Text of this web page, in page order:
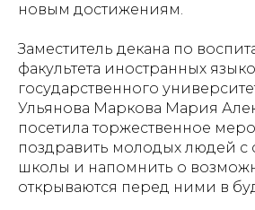
новым достижениям.
Заместитель декана по
факультета иностранных
государственного
Ульянова Маркова Мария
посетила торжественное
поздравить молодых людей с
школы и напомнить о
открываются перед ними в